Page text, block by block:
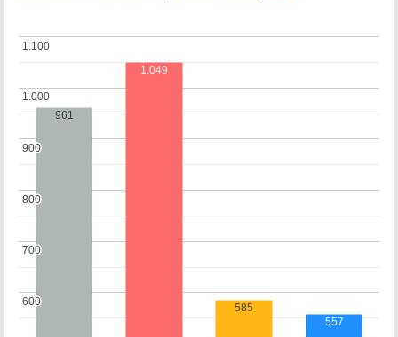
600
600
700
700
800
800
900
900
1.000
1.000
1.100
1.100
961
1.049
585
557